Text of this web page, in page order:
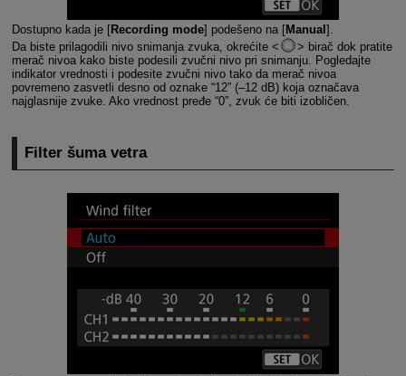
Dostupno kada je [Recording mode] podešeno na [Manual].
Da biste prilagodili nivo snimanja zvuka, okrećite
birač dok pratite
merač nivoa kako biste podesili zvučni nivo pri snimanju. Pogledajte
indikator vrednosti i podesite zvučni nivo tako da merač nivoa
povremeno zasvetli desno od oznake “12” (–12 dB) koja označava
najglasnije zvuke. Ako vrednost pređe “0”, zvuk će biti izobličen.
Filter šuma vetra